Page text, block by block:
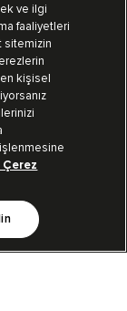
Takibi
ve ilgi
faaliyetleri
sitemizin
kişisel
Çerez